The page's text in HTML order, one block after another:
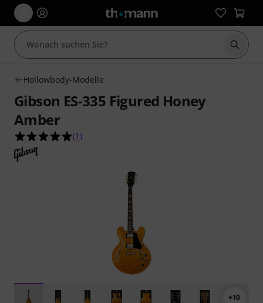
Suche
Hollowbody-Modelle
Gibson ES-335 Figured Honey
Amber
5.0 von 5 Sternen aus 1 Kundenbewertungen
(1 )
+10